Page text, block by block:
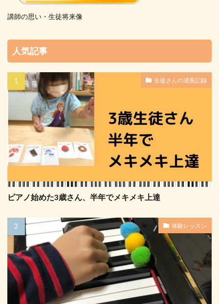
講師の思い・生徒将来像
人気記事
生徒さんの成長記録
ピアノ始めた3歳さん、半年でメキメキ上達
体験レッスン